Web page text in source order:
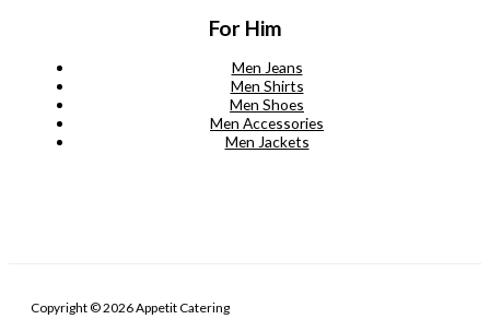
For Him
Men Jeans
Men Shirts
Men Shoes
Men Accessories
Men Jackets
Copyright © 2026 Appetit Catering